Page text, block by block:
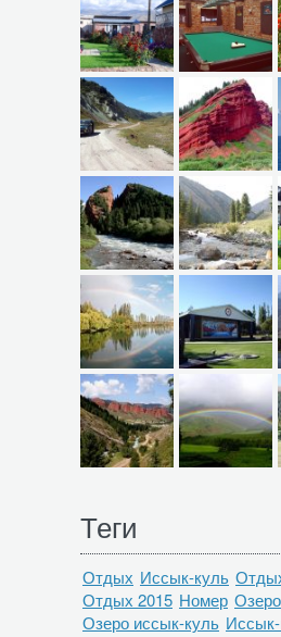
Теги
Отдых Иссык-куль
Отдых 2015 Номер Озеро
Озеро иссык-куль